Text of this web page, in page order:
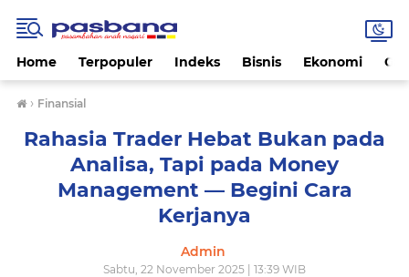
Home Terpopuler Indeks Bisnis Ekonomi
› Finansial
Rahasia Trader Hebat Bukan pada
Analisa, Tapi pada Money
Management — Begini Cara
Kerjanya
Admin
Sabtu, 22 November 2025 | 13:39 WIB